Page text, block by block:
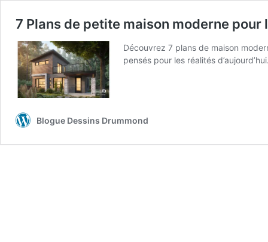
7 Plans de petite maison moderne
Découvrez 7 plans de maison
pensés pour les réalités
Blogue Dessins Drummond